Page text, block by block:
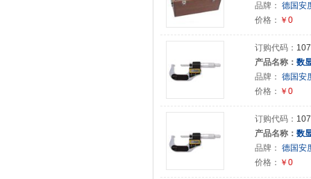
品牌： 德国安
价格： ￥0
订购代码：
产品名称： 数
品牌： 德国安
价格： ￥0
订购代码：
产品名称： 数
品牌： 德国安
价格： ￥0